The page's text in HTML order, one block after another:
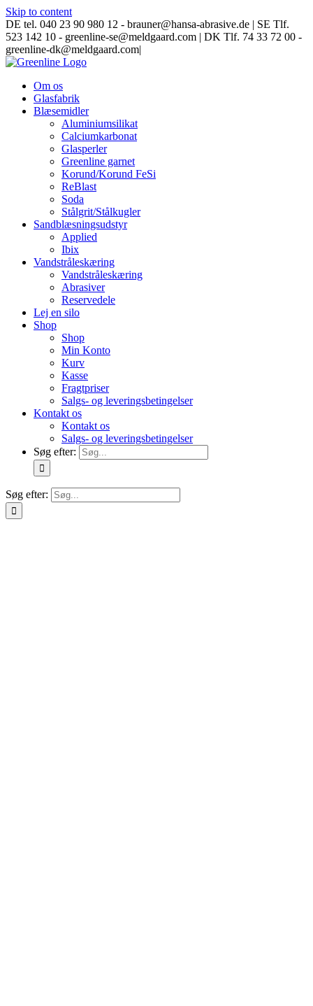
Skip to content
DE tel. 040 23 90 980 12 - brauner@hansa-abrasive.de | SE Tlf.
523 142 10 - greenline-se@meldgaard.com | DK Tlf. 74 33 72 00 -
greenline-dk@meldgaard.com|
Om os
Glasfabrik
Blæsemidler
Aluminiumsilikat
Calciumkarbonat
Glasperler
Greenline garnet
Korund/Korund FeSi
ReBlast
Soda
Stålgrit/Stålkugler
Sandblæsningsudstyr
Applied
Ibix
Vandstråleskæring
Vandstråleskæring
Abrasiver
Reservedele
Lej en silo
Shop
Shop
Min Konto
Kurv
Kasse
Fragtpriser
Salgs- og leveringsbetingelser
Kontakt os
Kontakt os
Salgs- og leveringsbetingelser
Søg efter:
Søg efter: